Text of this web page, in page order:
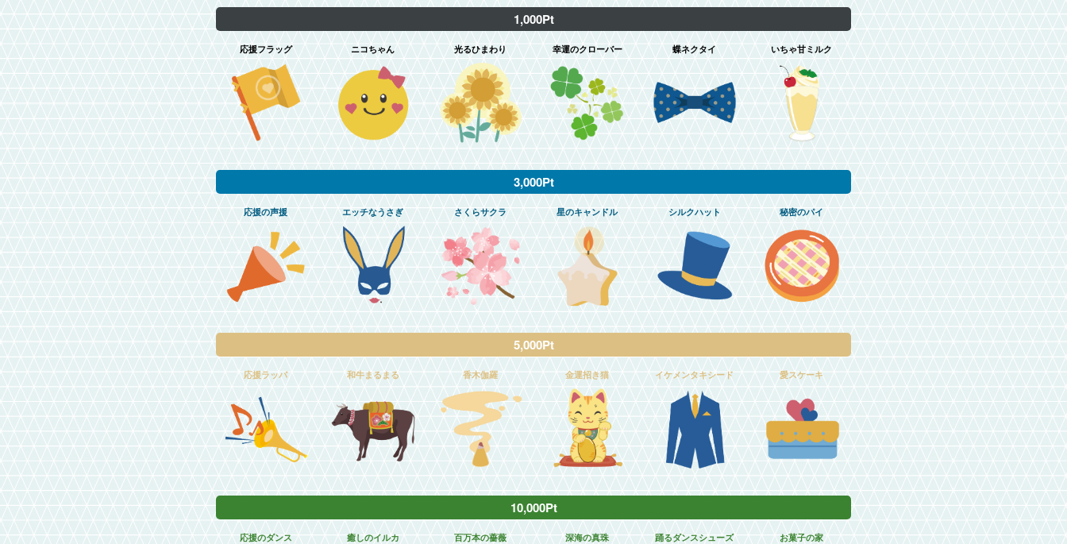
1,000Pt
応援フラッグ ニコちゃん 光るひまわり 幸運のクローバー 蝶ネクタイ いちゃ甘ミルク
3,000Pt
応援の声援 エッチなうさぎ さくらサクラ 星のキャンドル シルクハット 秘密のパイ
5,000Pt
応援ラッパ 和牛まるまる 香木伽羅 金運招き猫 イケメンタキシード 愛スケーキ
10,000Pt
応援のダンス 癒しのイルカ 百万本の薔薇 深海の真珠 踊るダンスシューズ お菓子の家